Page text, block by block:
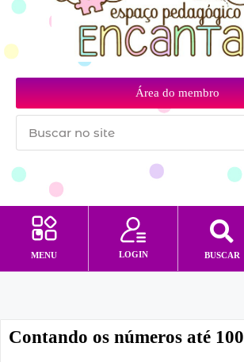
Área do membro
MENU LOGIN BUSCAR
Contando os números até 100